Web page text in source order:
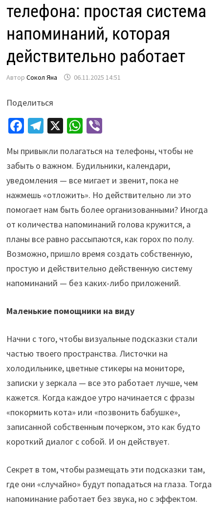
телефона: простая система
напоминаний, которая
действительно работает
Автор Сокол Яна 06.11.2025 14:51
Поделиться
Fa
b
o
o
k
Te
gr
a
m
X W
at
sA
p
p
Vi
er
Мы привыкли полагаться на телефоны, чтобы не
забыть о важном. Будильники, календари,
уведомления — все мигает и звенит, пока не
нажмешь «отложить». Но действительно ли это
помогает нам быть более организованными? Иногда
от количества напоминаний голова кружится, а
планы все равно рассыпаются, как горох по полу.
Возможно, пришло время создать собственную,
простую и действительно действенную систему
напоминаний — без каких-либо приложений.
Маленькие помощники на виду
Начни с того, чтобы визуальные подсказки стали
частью твоего пространства. Листочки на
холодильнике, цветные стикеры на мониторе,
записки у зеркала — все это работает лучше, чем
кажется. Когда каждое утро начинается с фразы
«покормить кота» или «позвонить бабушке»,
записанной собственным почерком, это как будто
короткий диалог с собой. И он действует.
Секрет в том, чтобы размещать эти подсказки там,
где они «случайно» будут попадаться на глаза. Тогда
напоминание работает без звука, но с эффектом.